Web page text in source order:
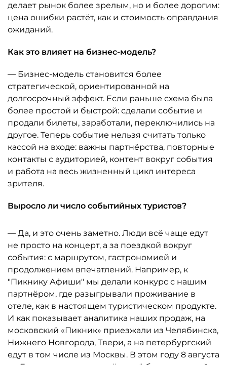
делает рынок более зрелым, но и более дорогим:
цена ошибки растёт, как и стоимость оправдания
ожиданий.
Как это влияет на бизнес-модель?
— Бизнес-модель становится более
стратегической, ориентированной на
долгосрочный эффект. Если раньше схема была
более простой и быстрой: сделали событие и
продали билеты, заработали, переключились на
другое. Теперь событие нельзя считать только
кассой на входе: важны партнёрства, повторные
контакты с аудиторией, контент вокруг события
и работа на весь жизненный цикл интереса
зрителя.
Выросло ли число событийных туристов?
— Да, и это очень заметно. Люди всё чаще едут
не просто на концерт, а за поездкой вокруг
события: с маршрутом, гастрономией и
продолжением впечатлений. Например, к
"Пикнику Афиши" мы делали конкурс с нашим
партнёром, где разыгрывали проживание в
отеле, как в настоящем туристическом продукте.
И как показывает аналитика наших продаж, на
московский «Пикник» приезжали из Челябинска,
Нижнего Новгорода, Твери, а на петербургский
едут в том числе из Москвы. В этом году 8 августа